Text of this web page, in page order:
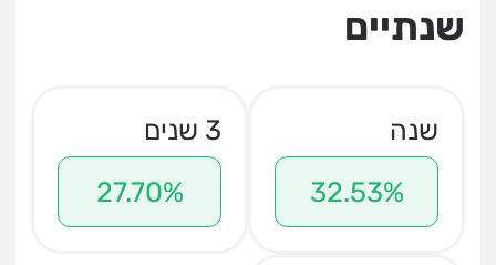
שנתיים
שנה
32.53%
3 שנים
27.70%